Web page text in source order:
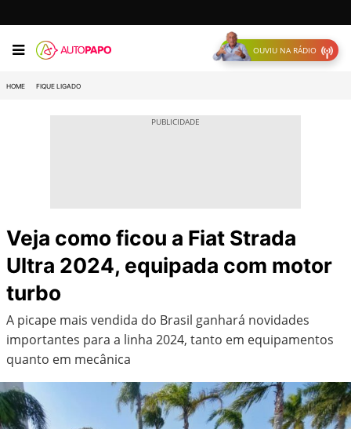
OUVIU NA RÁDIO
HOME FIQUE LIGADO
Veja como ficou a Fiat Strada
Ultra 2024, equipada com motor
turbo
A picape mais vendida do Brasil ganhará novidades
importantes para a linha 2024, tanto em equipamentos
quanto em mecânica